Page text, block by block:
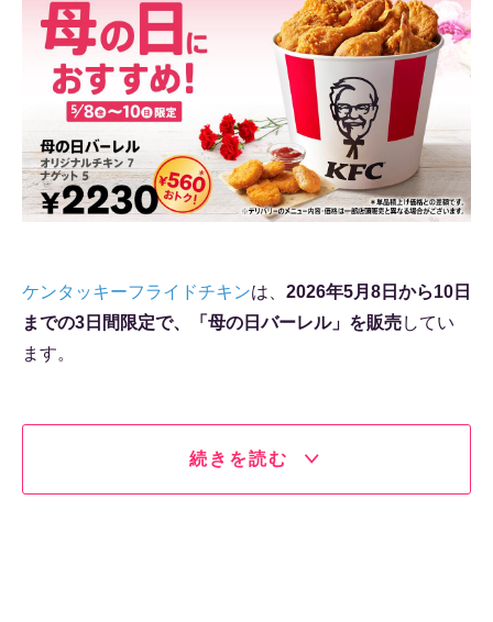
ケンタッキーフライドチキンは、 2026年5月8日から10日
までの3日間限定で、「母の日バーレル」を販売してい
ます。
続きを読む